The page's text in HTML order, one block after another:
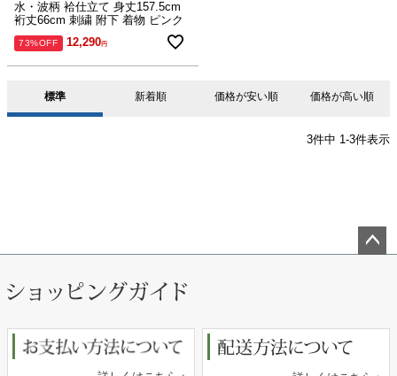
水・波柄 袷仕立て 身丈157.5cm
裄丈66cm 刺繍 附下 着物 ピンク
73%OFF 12,290
標準 新着順 価格が安い順 価格が高い順
3件中 1 -3件表示